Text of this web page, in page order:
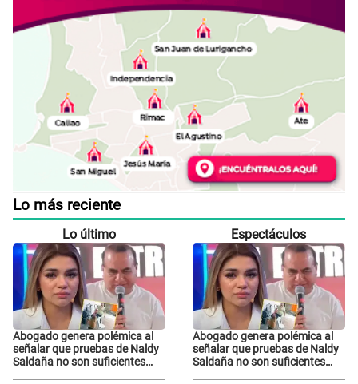
Lo más reciente
Lo último
Abogado genera polémica al
señalar que pruebas de Naldy
Saldaña no son suficientes
Espectáculos
Abogado genera polémica al
señalar que pruebas de Naldy
Saldaña no son suficientes